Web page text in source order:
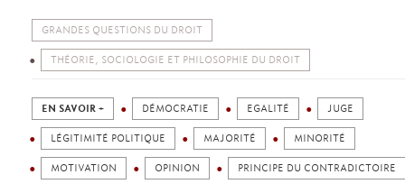
GRANDES QUESTIONS DU DROIT
THÉORIE, SOCIOLOGIE ET PHILOSOPHIE DU DROIT
EN SAVOIR + DÉMOCRATIE EGALITÉ JUGE
LÉGITIMITÉ POLITIQUE MAJORITÉ MINORITÉ
MOTIVATION OPINION PRINCIPE DU CONTRADICTOIRE